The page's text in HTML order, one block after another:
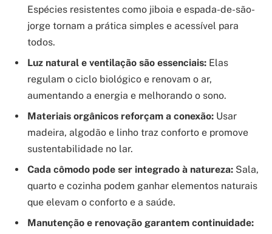
Espécies resistentes como jiboia e espada-de-são-
jorge tornam a prática simples e acessível para
todos.
Luz natural e ventilação são essenciais: Elas
regulam o ciclo biológico e renovam o ar,
aumentando a energia e melhorando o sono.
Materiais orgânicos reforçam a conexão: Usar
madeira, algodão e linho traz conforto e promove
sustentabilidade no lar.
Cada cômodo pode ser integrado à natureza: Sala,
quarto e cozinha podem ganhar elementos naturais
que elevam o conforto e a saúde.
Manutenção e renovação garantem continuidade: